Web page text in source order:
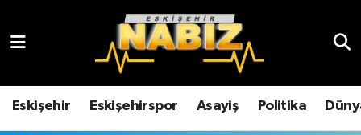
Eskişehir Eskişehirspor Asayiş Politika
Çevre
Eskişehir Hava Durumu
Eskişehir Trafik Yoğunluk Haritası